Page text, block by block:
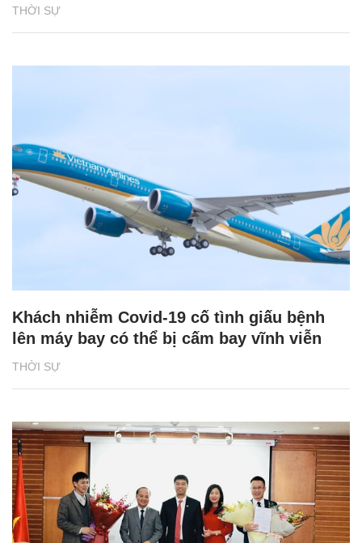
THỜI SỰ
THỜI SỰ
Khách nhiễm Covid-19 cố tình giấu bệnh
lên máy bay có thể bị cấm bay vĩnh viễn